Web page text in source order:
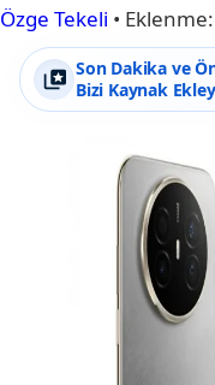
Özge Tekeli • Eklenme:
Son Dakika ve
Bizi Kaynak